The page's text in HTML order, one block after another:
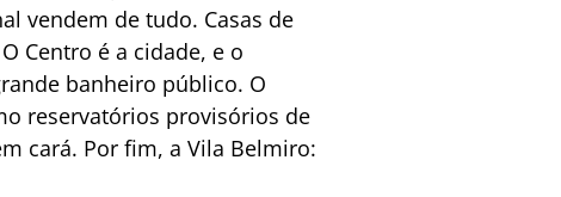
vendem de tudo. Casas de
Centro é a cidade, e o
banheiro público. O
reservatórios provisórios de
cará. Por fim, a Vila Belmiro: